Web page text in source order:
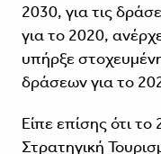
2030, για τις
για το 2020,
υπήρξε
δράσεων για το
Είπε επίσης ότι το
Στρατηγική